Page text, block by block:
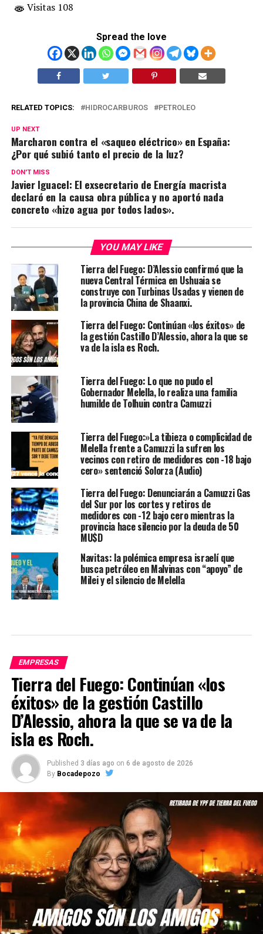
Visitas 108
Spread the love
RELATED TOPICS: HIDROCARBUROS PETROLEO
UP NEXT
Marcharon contra el «saqueo eléctrico» en España:
¿Por qué subió tanto el precio de la luz?
DON'T MISS
Javier Iguacel: El exsecretario de Energía macrista
declaró en la causa obra pública y no aportó nada
concreto «hizo agua por todos lados».
YOU MAY LIKE
Tierra del Fuego: D’Alessio confirmó que la
nueva Central Térmica en Ushuaia se
construye con Turbinas Usadas y vienen de
la provincia China de Shaanxi.
Tierra del Fuego: Continúan «los éxitos» de
la gestión Castillo D’Alessio, ahora la que se
va de la isla es Roch.
Tierra del Fuego: Lo que no pudo el
Gobernador Melella, lo realiza una familia
humilde de Tolhuin contra Camuzzi
Tierra del Fuego:»La tibieza o complicidad de
Melella frente a Camuzzi la sufren los
vecinos con retiro de medidores con -18 bajo
cero» sentenció Solorza (Audio)
Tierra del Fuego: Denunciarán a Camuzzi Gas
del Sur por los cortes y retiros de
medidores con -12 bajo cero mientras la
provincia hace silencio por la deuda de 50
MU$D
Navitas: la polémica empresa israelí que
busca petróleo en Malvinas con “apoyo” de
Milei y el silencio de Melella
EMPRESAS
Tierra del Fuego: Continúan «los
éxitos» de la gestión Castillo
D’Alessio, ahora la que se va de la
isla es Roch.
Published 3 días ago on 6 de agosto de 2026
By Bocadepozo